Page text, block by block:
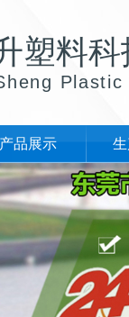
塑料科
产品展示